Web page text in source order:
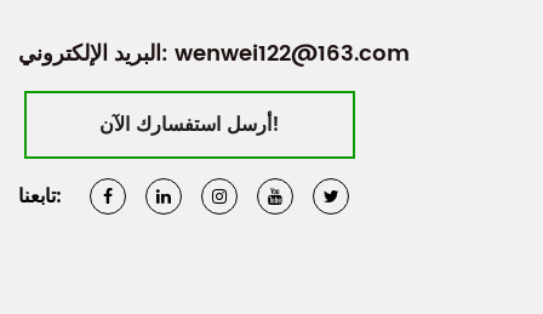
البريد الإلكتروني: wenwei122@163.com
أرسل استفسارك الآن!
تابعنا: